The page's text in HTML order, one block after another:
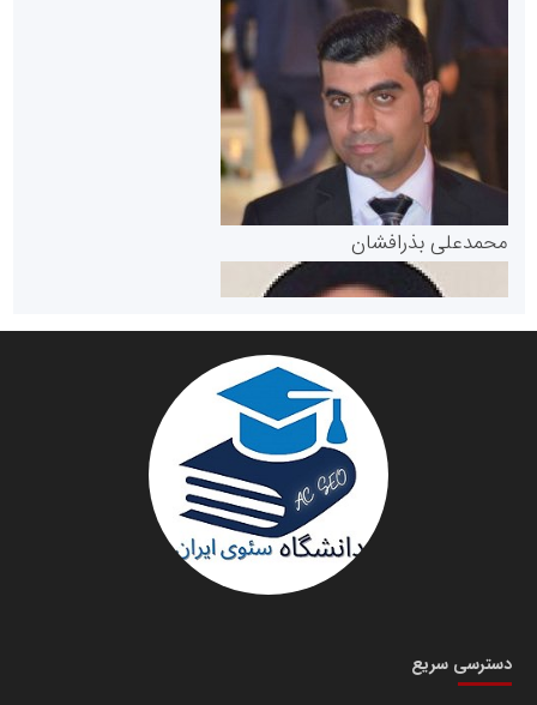
پایگاه خبری گفتمان یزد
دانشگاه سئوی ایران
سازمان بورس و اوراق بهادار
مرجع اخبار موثق در بازارسرمایه
سازمان صنعت،معدن و تجارت
محمدعلی بذرافشان
مریم حاج نوروز نظری
دسترسی سریع